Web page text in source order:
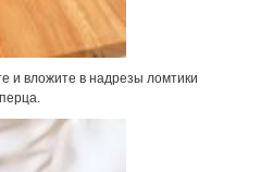
и вложите в надрезы ломтики